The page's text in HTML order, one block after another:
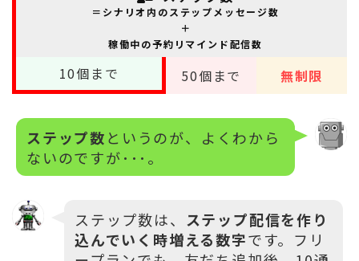
＝シナリオ内のステップメッセージ数
＋
稼働中の予約リマインド配信数
10個まで 50個まで 無制限
ステップ数というのが、よくわから
ないのですが･･･。
ステップ数は、 ステップ配信を作り
込んでいく時増える数字です。フリ